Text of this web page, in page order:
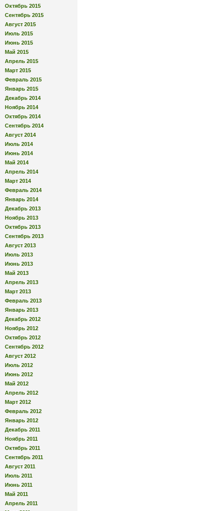
Октябрь 2015
Сентябрь 2015
Август 2015
Июль 2015
Июнь 2015
Май 2015
Апрель 2015
Март 2015
Февраль 2015
Январь 2015
Декабрь 2014
Ноябрь 2014
Октябрь 2014
Сентябрь 2014
Август 2014
Июль 2014
Июнь 2014
Май 2014
Апрель 2014
Март 2014
Февраль 2014
Январь 2014
Декабрь 2013
Ноябрь 2013
Октябрь 2013
Сентябрь 2013
Август 2013
Июль 2013
Июнь 2013
Май 2013
Апрель 2013
Март 2013
Февраль 2013
Январь 2013
Декабрь 2012
Ноябрь 2012
Октябрь 2012
Сентябрь 2012
Август 2012
Июль 2012
Июнь 2012
Май 2012
Апрель 2012
Март 2012
Февраль 2012
Январь 2012
Декабрь 2011
Ноябрь 2011
Октябрь 2011
Сентябрь 2011
Август 2011
Июль 2011
Июнь 2011
Май 2011
Апрель 2011